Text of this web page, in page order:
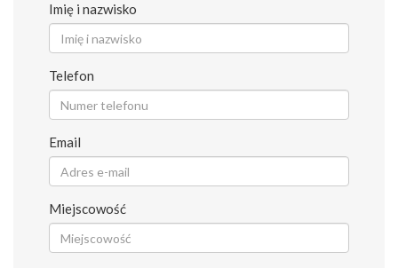
Imię i nazwisko
Telefon
Email
Miejscowość